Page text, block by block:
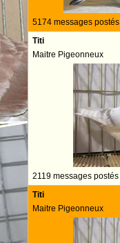
5174 messages postés
Titi
Maitre Pigeonneux
2119 messages postés
Titi
Maitre Pigeonneux